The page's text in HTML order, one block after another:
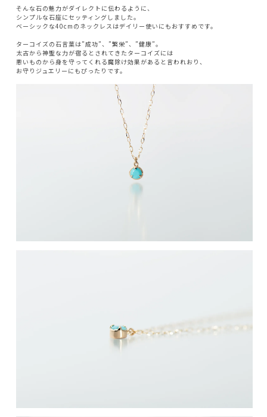
そんな石の魅力がダイレクトに伝わるように、
シンプルな石座にセッティングしました。
ベーシックな40cmのネックレスはデイリー使いにもおすすめです。
ターコイズの石言葉は”成功”、”繁栄”、”健康”。
太古から神聖な力が宿るとされてきたターコイズには
悪いものから身を守ってくれる魔除け効果があると言われおり、
お守りジュエリーにもぴったりです。